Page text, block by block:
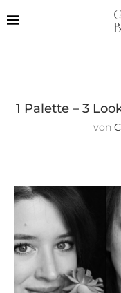
1 Palette – 3
von